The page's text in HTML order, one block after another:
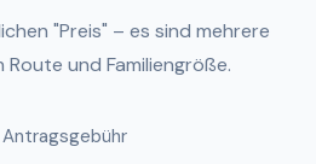
"Preis" – es sind mehrere
und Familiengröße.